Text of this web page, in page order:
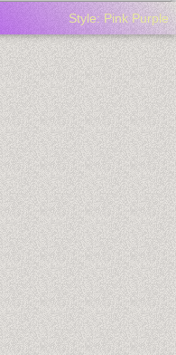
Style: Pink Purple